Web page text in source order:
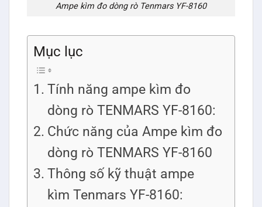
Ampe kìm đo dòng rò Tenmars YF-8160
Mục lục
Tính năng ampe kìm đo
dòng rò TENMARS YF-8160:
Chức năng của Ampe kìm đo
dòng rò TENMARS YF-8160
Thông số kỹ thuật ampe
kìm Tenmars YF-8160: